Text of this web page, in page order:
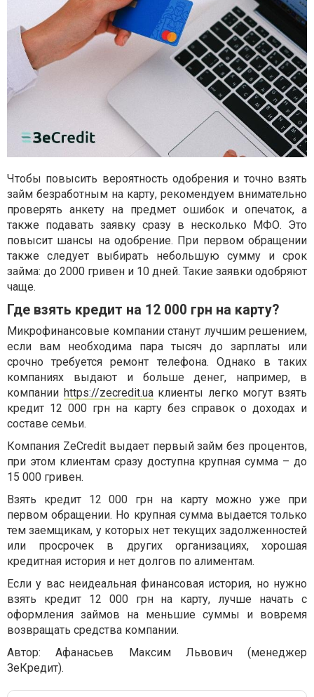
Чтобы повысить вероятность одобрения и точно взять
займ безработным на карту, рекомендуем внимательно
проверять анкету на предмет ошибок и опечаток, а
также подавать заявку сразу в несколько МФО. Это
повысит шансы на одобрение. При первом обращении
также следует выбирать небольшую сумму и срок
займа: до 2000 гривен и 10 дней. Такие заявки одобряют
чаще.
Где взять кредит на 12 000 грн на карту?
Микрофинансовые компании станут лучшим решением,
если вам необходима пара тысяч до зарплаты или
срочно требуется ремонт телефона. Однако в таких
компаниях выдают и больше денег, например, в
компании https://zecredit.uaклиенты легко могут взять
кредит 12 000 грн на карту без справок о доходах и
составе семьи.
Компания ZeCredit выдает первый займ без процентов,
при этом клиентам сразу доступна крупная сумма – до
15 000 гривен.
Взять кредит 12 000 грн на карту можно уже при
первом обращении. Но крупная сумма выдается только
тем заемщикам, у которых нет текущих задолженностей
или просрочек в других организациях, хорошая
кредитная история и нет долгов по алиментам.
Если у вас неидеальная финансовая история, но нужно
взять кредит 12 000 грн на карту, лучше начать с
оформления займов на меньшие суммы и вовремя
возвращать средства компании.
Автор: Афанасьев Максим Львович (менеджер
ЗеКредит).